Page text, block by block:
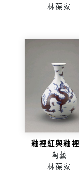
林葆家
釉裡紅與釉
陶藝
林葆家